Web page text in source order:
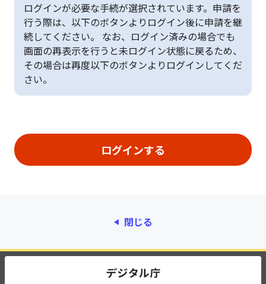
ログインが必要な手続が選択されています。申請を
行う際は、以下のボタンよりログイン後に申請を継
続してください。 なお、ログイン済みの場合でも
画面の再表示を行うと未ログイン状態に戻るため、
その場合は再度以下のボタンよりログインしてくだ
さい。
閉じる